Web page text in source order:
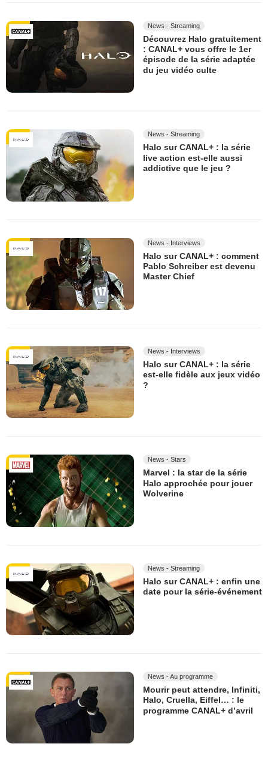
News - Streaming
Découvrez Halo gratuitement
: CANAL+ vous offre le 1er
épisode de la série adaptée
du jeu vidéo culte
News - Streaming
Halo sur CANAL+ : la série
live action est-elle aussi
addictive que le jeu ?
News - Interviews
Halo sur CANAL+ : comment
Pablo Schreiber est devenu
Master Chief
News - Interviews
Halo sur CANAL+ : la série
est-elle fidèle aux jeux vidéo
?
News - Stars
Marvel : la star de la série
Halo approchée pour jouer
Wolverine
News - Streaming
Halo sur CANAL+ : enfin une
date pour la série-événement
News - Au programme
Mourir peut attendre, Infiniti,
Halo, Cruella, Eiffel… : le
programme CANAL+ d’avril